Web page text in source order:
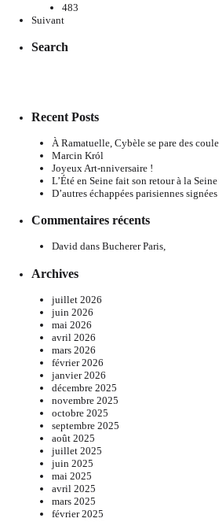
483
Suivant
Search
Recent Posts
À Ramatuelle, Cybèle se pare des
Marcin Król
Joyeux Art-nniversaire !
L’Été en Seine fait son retour à la
D’autres échappées parisiennes
Commentaires récents
David dans Bucherer Paris,
Archives
juillet 2026
juin 2026
mai 2026
avril 2026
mars 2026
février 2026
janvier 2026
décembre 2025
novembre 2025
octobre 2025
septembre 2025
août 2025
juillet 2025
juin 2025
mai 2025
avril 2025
mars 2025
février 2025